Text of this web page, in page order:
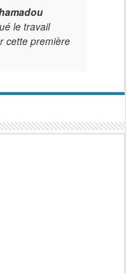
le travail
cette première